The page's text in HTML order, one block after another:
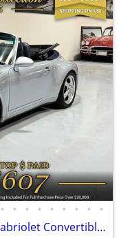
• • • • • • • • •
1996 Porsche Carrera Air Cooled Cabriolet Convertible for SALE to a GO